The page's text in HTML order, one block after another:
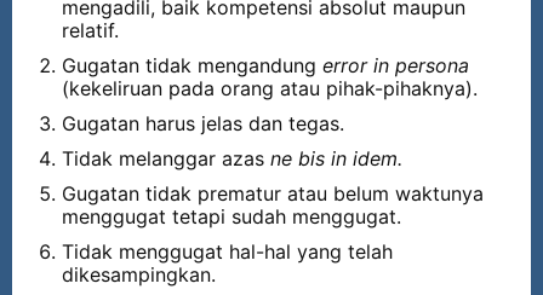
mengadili, baik kompetensi absolut maupun
relatif.
Gugatan tidak mengandung error in persona
(kekeliruan pada orang atau pihak-pihaknya).
Gugatan harus jelas dan tegas.
Tidak melanggar azas ne bis in idem.
Gugatan tidak prematur atau belum waktunya
menggugat tetapi sudah menggugat.
Tidak menggugat hal-hal yang telah
dikesampingkan.